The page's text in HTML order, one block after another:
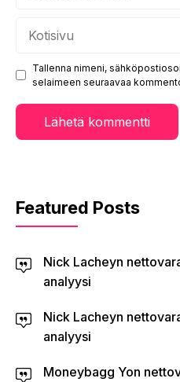
Tallenna nimeni,
selaimeen seuraavaa
Featured Posts
Nick Lacheyn
analyysi
Nick Lacheyn
analyysi
Moneybagg Yon